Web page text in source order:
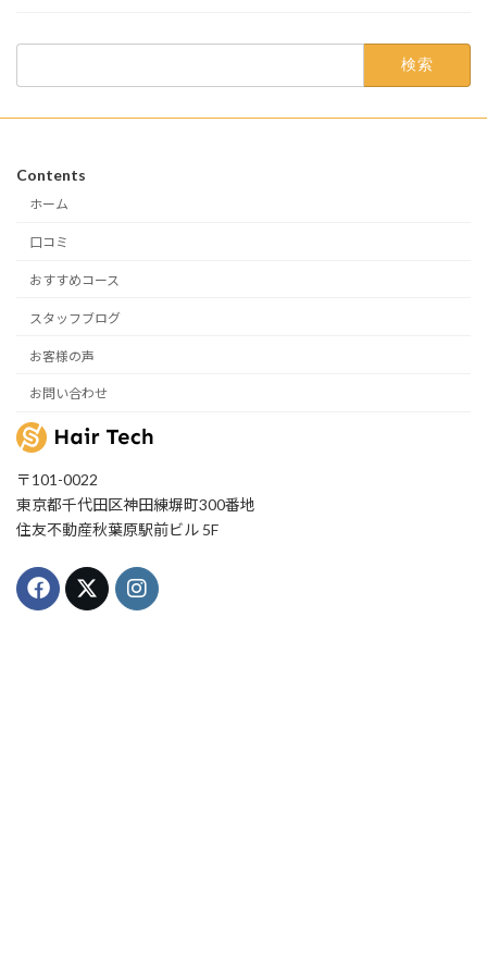
Contents
ホーム
口コミ
おすすめコース
スタッフブログ
お客様の声
お問い合わせ
〒101-0022
東京都千代田区神田練塀町300番地
住友不動産秋葉原駅前ビル 5F